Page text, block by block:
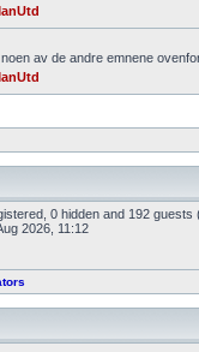
av de andre emnene
0 hidden and 192
2026, 11:12